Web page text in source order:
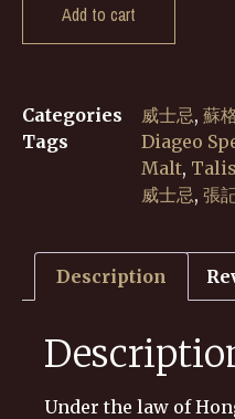
Add to cart
Categories 威士忌, 蘇
Tags
Diageo
Malt,
威士忌, 張
Description
Under the law of